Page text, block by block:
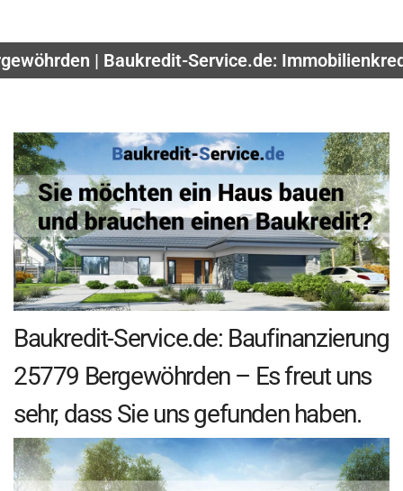
| Baukredit-Service.de:
Baukredit-Service.de: Baufinanzierung
25779 Bergewöhrden – Es freut uns
sehr, dass Sie uns gefunden haben.